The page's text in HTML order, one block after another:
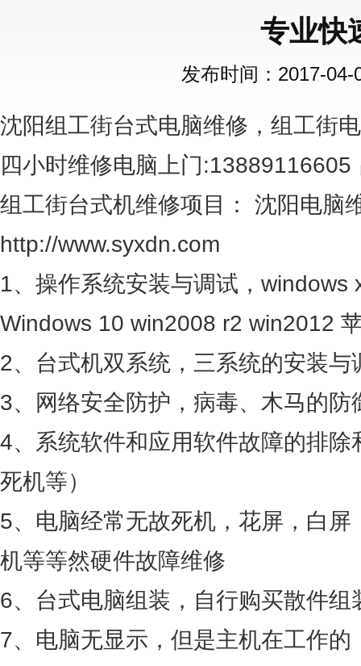
专业快
发布时间：2017-04-
沈阳组工街台式电脑维修，组工街
四小时维修电脑上门:13889116605
组工街台式机维修项目： 沈阳电脑
http://www.syxdn.com
1、操作系统安装与调试，
Windows 10 win2008 r2 win2012
2、台式机双系统，三系统的安装
3、网络安全防护，病毒、木马的
4、系统软件和应用软件故障的排
死机等）
5、电脑经常无故死机，花屏，白
机等等然硬件故障维修
6、台式电脑组装，自行购买散件组
7、电脑无显示，但是主机在工作